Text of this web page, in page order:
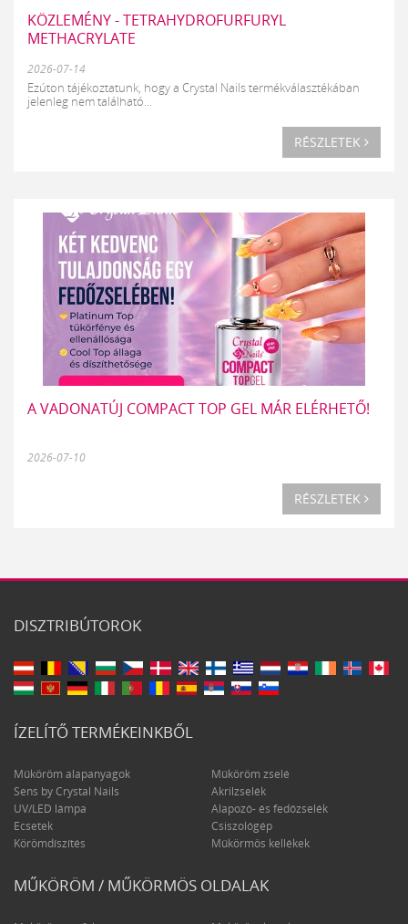
KÖZLEMÉNY - TETRAHYDROFURFURYL
METHACRYLATE
2026-07-14
Ezúton tájékoztatunk, hogy a Crystal Nails termékválasztékában
jelenleg nem található...
RÉSZLETEK
A VADONATÚJ COMPACT TOP GEL MÁR ELÉRHETŐ!
2026-07-10
RÉSZLETEK
DISZTRIBÚTOROK
ÍZELÍTŐ TERMÉKEINKBŐL
Műköröm alapanyagok
Műköröm zselé
Sens by Crystal Nails
Akrilzselék
UV/LED lámpa
Alapozó- és fedőzselék
Ecsetek
Csiszológép
Körömdíszítés
Műkörmös kellékek
MŰKÖRÖM / MŰKÖRMÖS OLDALAK